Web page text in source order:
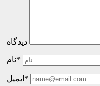
دیدگاه
نام*
ایمیل*